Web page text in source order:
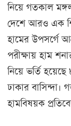
নিয়ে গতকাল
দেশে আরও এক
হামের উপসর্গে
পরীক্ষায় হাম
নিয়ে ভর্তি
ঢাকার বাসিন্দা।
হামবিষয়ক